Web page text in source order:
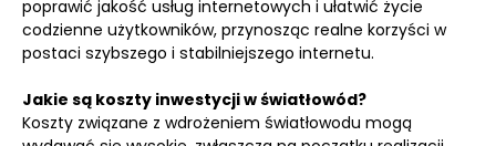
poprawić jakość usług internetowych i ułatwić życie
codzienne użytkowników, przynosząc realne korzyści w
postaci szybszego i stabilniejszego internetu.
Jakie są koszty inwestycji w światłowód?
Koszty związane z wdrożeniem światłowodu mogą